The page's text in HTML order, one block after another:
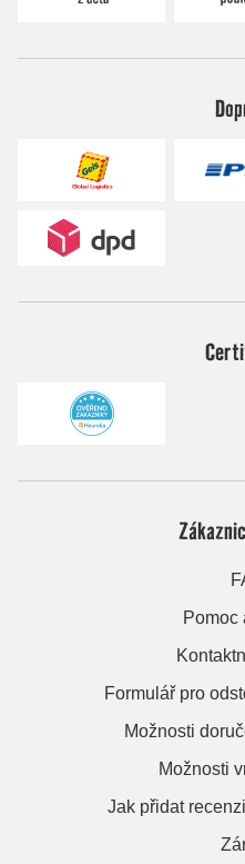
Pomoc
Formulář pro
Možnosti
Možnosti
Jak přidat